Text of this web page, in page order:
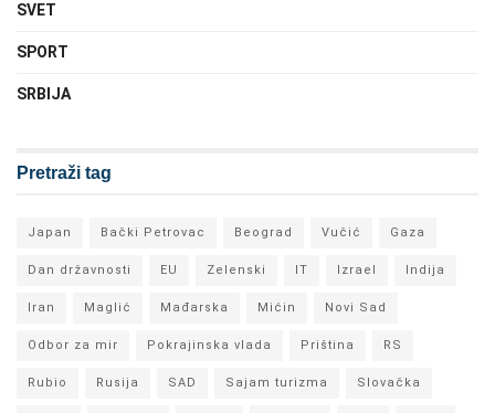
SVET
SPORT
SRBIJA
Pretraži tag
Japan Bački Petrovac Beograd Vučić Gaza
Dan državnosti EU Zelenski IT Izrael Indija
Iran Maglić Mađarska Mićin Novi Sad
Odbor za mir Pokrajinska vlada Priština RS
Rubio Rusija SAD Sajam turizma Slovačka